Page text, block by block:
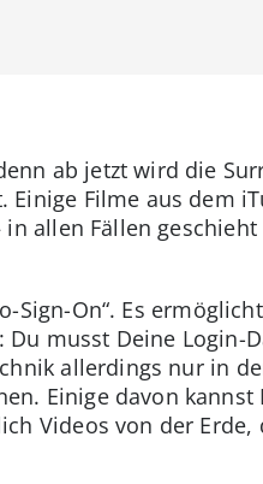
ab jetzt wird die
Filme aus dem
allen Fällen
Sign-On“. Es
musst Deine Login-
allerdings nur in
Einige davon
Videos von der Erde,